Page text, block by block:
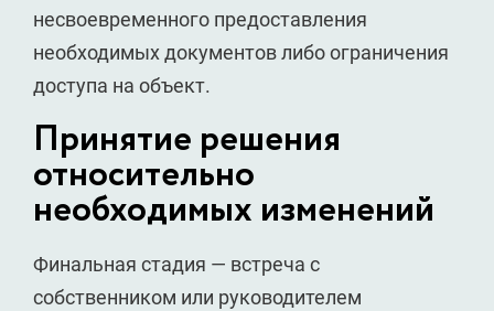
несвоевременного предоставления
необходимых документов либо ограничения
доступа на объект.
Принятие решения
относительно
необходимых изменений
Финальная стадия — встреча с
собственником или руководителем